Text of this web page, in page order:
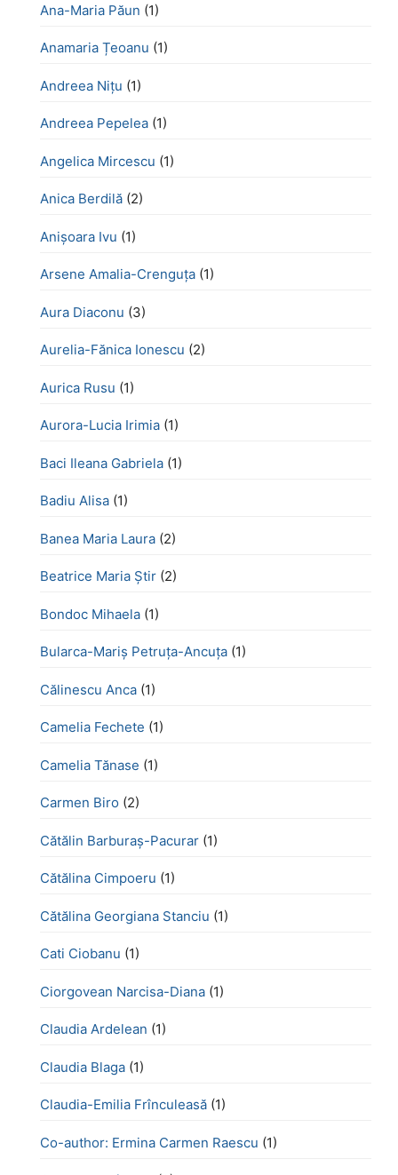
Ana-Maria Păun (1)
Anamaria Țeoanu (1)
Andreea Nițu (1)
Andreea Pepelea (1)
Angelica Mircescu (1)
Anica Berdilă (2)
Anișoara Ivu (1)
Arsene Amalia-Crenguța (1)
Aura Diaconu (3)
Aurelia-Fănica Ionescu (2)
Aurica Rusu (1)
Aurora-Lucia Irimia (1)
Baci Ileana Gabriela (1)
Badiu Alisa (1)
Banea Maria Laura (2)
Beatrice Maria Știr (2)
Bondoc Mihaela (1)
Bularca-Mariș Petruța-Ancuța (1)
Călinescu Anca (1)
Camelia Fechete (1)
Camelia Tănase (1)
Carmen Biro (2)
Cătălin Barburaș-Pacurar (1)
Cătălina Cimpoeru (1)
Cătălina Georgiana Stanciu (1)
Cati Ciobanu (1)
Ciorgovean Narcisa-Diana (1)
Claudia Ardelean (1)
Claudia Blaga (1)
Claudia-Emilia Frînculeasă (1)
Co-author: Ermina Carmen Raescu (1)